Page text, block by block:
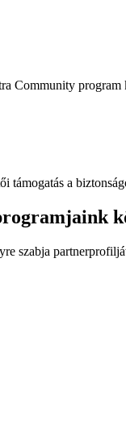
Community program
támogatás a
szabja